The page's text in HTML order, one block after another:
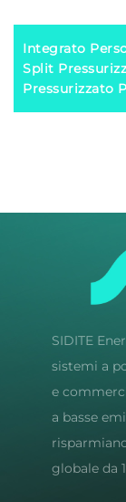
Integrato
Split
Pressurizzato
Piatto Tubo
Industriale
SIDITE
sistemi a
e
a basse
globale da